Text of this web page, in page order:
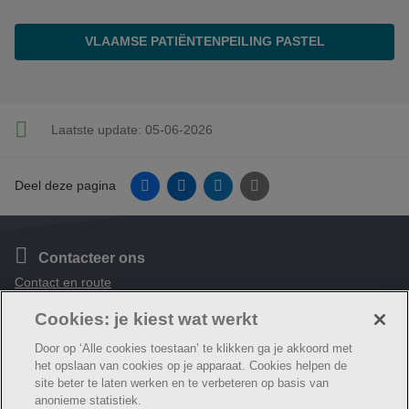
VLAAMSE PATIËNTENPEILING PASTEL
Laatste update: 05-06-2026
Deel deze pagina FacebookLinkedinTwitter E-mail
Contacteer ons
Contact en route
Volg ons Facebook
Cookies: je kiest wat werkt
Door op ‘Alle cookies toestaan’ te klikken ga je akkoord met
het opslaan van cookies op je apparaat. Cookies helpen de
site beter te laten werken en te verbeteren op basis van
anonieme statistiek.